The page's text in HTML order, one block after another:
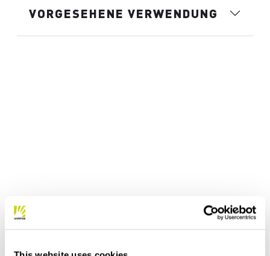
VORGESEHENE VERWENDUNG